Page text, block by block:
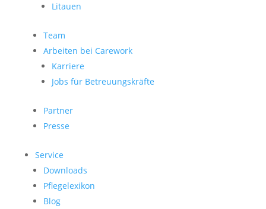
Litauen
Team
Arbeiten bei Carework
Karriere
Jobs für Betreuungskräfte
Partner
Presse
Service
Downloads
Pflegelexikon
Blog